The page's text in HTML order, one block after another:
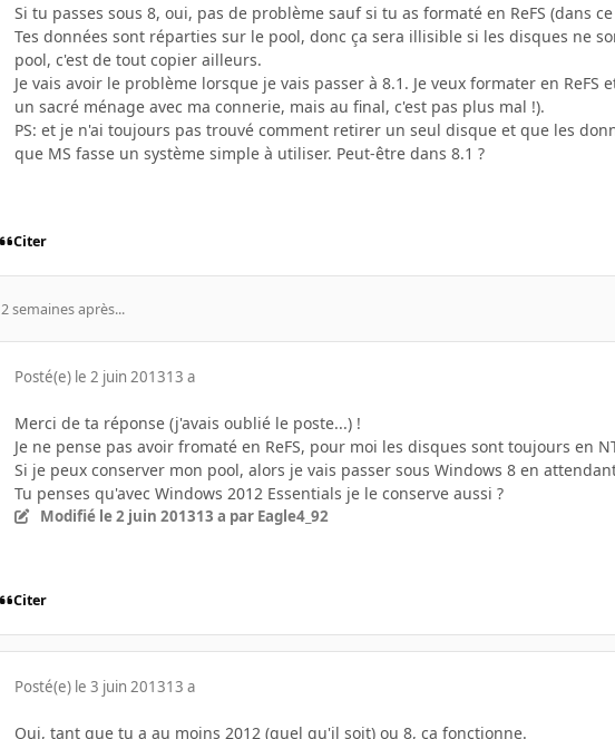
Si tu passes sous 8, oui, pas de problème sauf si tu as formaté en ReFS (dans
Tes données sont réparties sur le pool, donc ça sera illisible si les disques ne
pool, c'est de tout copier ailleurs.
Je vais avoir le problème lorsque je vais passer à 8.1. Je veux formater en
un sacré ménage avec ma connerie, mais au final, c'est pas plus mal !).
PS: et je n'ai toujours pas trouvé comment retirer un seul disque et que les
que MS fasse un système simple à utiliser. Peut-être dans 8.1 ?
Citer
2 semaines après...
Posté(e) le 2 juin 201313 a
Merci de ta réponse (j'avais oublié le poste...) !
Je ne pense pas avoir fromaté en ReFS, pour moi les disques sont toujours en
Si je peux conserver mon pool, alors je vais passer sous Windows 8 en
Tu penses qu'avec Windows 2012 Essentials je le conserve aussi ?
Modifié le 2 juin 201313 a par Eagle4_92
Citer
Posté(e) le 3 juin 201313 a
Oui, tant que tu a au moins 2012 (quel qu'il soit) ou 8, ça fonctionne.